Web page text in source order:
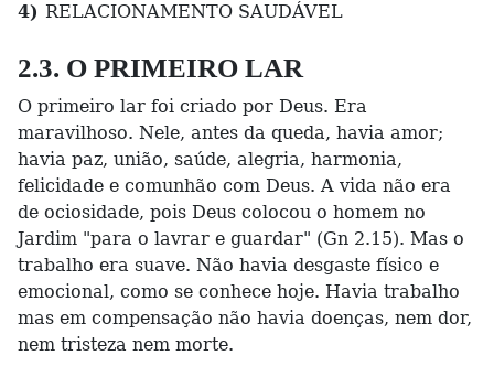
4) RELACIONAMENTO SAUDÁVEL
2.3. O PRIMEIRO LAR
O primeiro lar foi criado por Deus. Era
maravilhoso. Nele, antes da queda, havia amor;
havia paz, união, saúde, alegria, harmonia,
felicidade e comunhão com Deus. A vida não era
de ociosidade, pois Deus colocou o homem no
Jardim "para o lavrar e guardar" (Gn 2.15). Mas o
trabalho era suave. Não havia desgaste físico e
emocional, como se conhece hoje. Havia trabalho
mas em compensação não havia doenças, nem dor,
nem tristeza nem morte.